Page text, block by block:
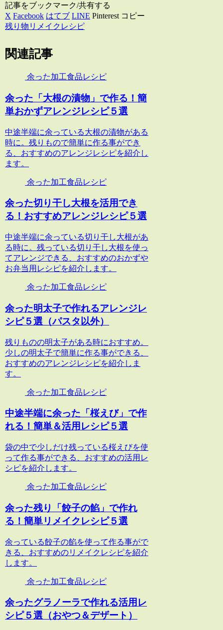
記事をブックマーク/共有する
X Facebook はてブ LINE Pinterest コピー
残り物リメイクレシピ
関連記事
余った加工食品レシピ
余った「大根の漬物」で作る！簡
単おかずアレンジレシピ５選
中途半端に余っている大根の漬物がある
時に。残りもので簡単に作る事ができ
る、おすすめのアレンジレシピを紹介し
ます。
余った加工食品レシピ
余った切り干し大根を活用でき
る！おすすめアレンジレシピ５選
中途半端に余っている切り干し大根があ
る時に。残っている切り干し大根を使っ
てアレンジできる、おすすめのおかずや
お弁当用レシピを紹介します。
余った加工食品レシピ
余った明太子で作れるアレンジレ
シピ５選（パスタ以外）
残りものの明太子がある時におすすめ。
少しの明太子で簡単に作る事ができる、
おすすめのアレンジレシピを紹介しま
す。
余った加工食品レシピ
中途半端に余った「桜えび」で作
れる！簡単＆活用レシピ５選
袋の中で少しだけ残っている桜えびを使
って作る事ができる、おすすめの活用レ
シピを紹介します。
余った加工食品レシピ
余った残り「餃子の餡」で作れ
る！簡単リメイクレシピ５選
余っている餃子の餡を使って作る事がで
きる、おすすめのリメイクレシピを紹介
します。
余った加工食品レシピ
余ったグラノーラで作れる活用レ
シピ５選（おやつ＆デザート）